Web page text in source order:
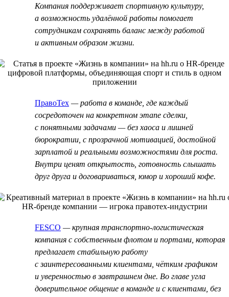
Компания поддерживает спортивную культуру,
а возможность удалённой работы помогает
сотрудникам сохранять баланс между работой
и активным образом жизни.
ПравоТех — работа в команде, где каждый
сосредоточен на конкретном этапе сделки,
с понятными задачами — без хаоса и лишней
бюрократии, с прозрачной мотивацией, достойной
зарплатой и реальными возможностями для роста.
Внутри ценят открытость, готовность слышать
друг друга и договариваться, юмор и хороший кофе.
FESCO — крупная транспортно-логистическая
компания с собственным флотом и портами, которая
предлагает стабильную работу
с заинтересованными клиентами, чётким графиком
и уверенностью в завтрашнем дне. Во главе угла
доверительное общение в команде и с клиентами, без